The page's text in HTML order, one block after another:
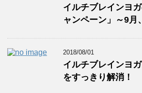
イルチブレインヨ
ャンペーン」～9月
2018/08/01
イルチブレインヨ
をすっきり解消！